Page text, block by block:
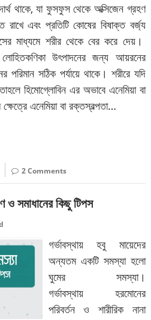
থাকে, যা ফুসফুস থেকে অক্সিজেন গ্রহণ
রাখে এবং প্রতিটি কোষের বিষাক্ত বর্জ্য
মাধ্যমে শরীর থেকে বের করে দেয়।
লোহিতকণিকা উৎপাদনের জন্য আয়রনের
সঠিক পর্যায়ে থাকে। শরীরে যদি
হিমোগ্লোবিন এর অভাবে এনেমিয়া বা
এনেমিয়া বা রক্তস্বল্পতা…
2 Comments
ও সমাধানের কিছু টিপস
গর্ভাবস্থায় হবু মায়েদের
অন্যতম একটি সমস্যা হলো
ঘুমের সমস্যা।
গর্ভাবস্থায় হরমোনের
পরিবর্তন ও শারীরিক নানা